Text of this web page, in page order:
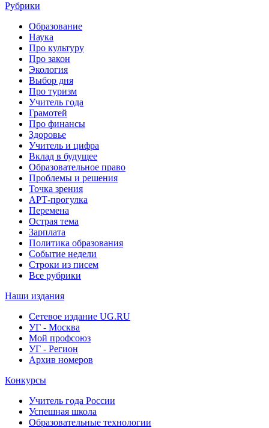
Рубрики
Образование
Наука
Про культуру
Про закон
Экология
Выбор дня
Про туризм
Учитель года
Грамотей
Про финансы
Здоровье
Учитель и цифра
Вклад в будущее
Образовательное право
Проблемы и решения
Точка зрения
АРТ-прогулка
Перемена
Острая тема
Зарплата
Политика образования
Событие недели
Строки из писем
Все рубрики
Наши издания
Сетевое издание UG.RU
УГ - Москва
Мой профсоюз
УГ - Регион
Архив номеров
Конкурсы
Учитель года России
Успешная школа
Образовательные технологии